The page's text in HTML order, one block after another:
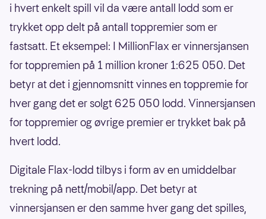
i hvert enkelt spill vil da være antall lodd som er
trykket opp delt på antall toppremier som er
fastsatt. Et eksempel: I MillionFlax er vinnersjansen
for toppremien på 1 million kroner 1:625 050. Det
betyr at det i gjennomsnitt vinnes en toppremie for
hver gang det er solgt 625 050 lodd. Vinnersjansen
for toppremier og øvrige premier er trykket bak på
hvert lodd.
Digitale Flax-lodd tilbys i form av en umiddelbar
trekning på nett/mobil/app. Det betyr at
vinnersjansen er den samme hver gang det spilles,